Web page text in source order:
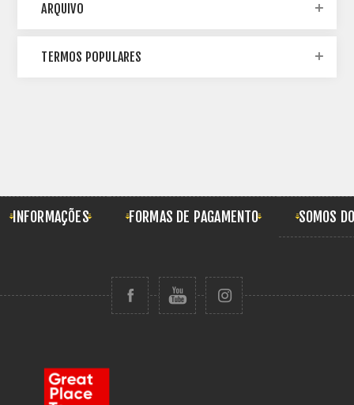
ARQUIVO
TERMOS POPULARES
INFORMAÇÕES FORMAS DE PAGAMENTO SOMOS